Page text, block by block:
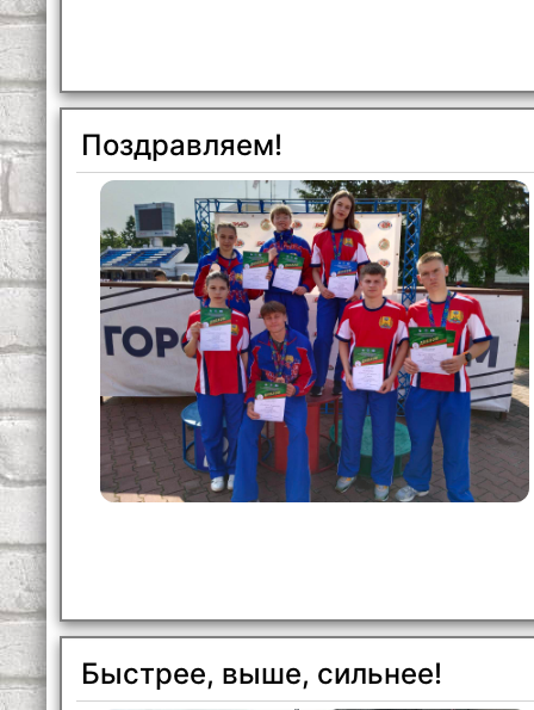
Поздравляем!
Быстрее, выше, сильнее!